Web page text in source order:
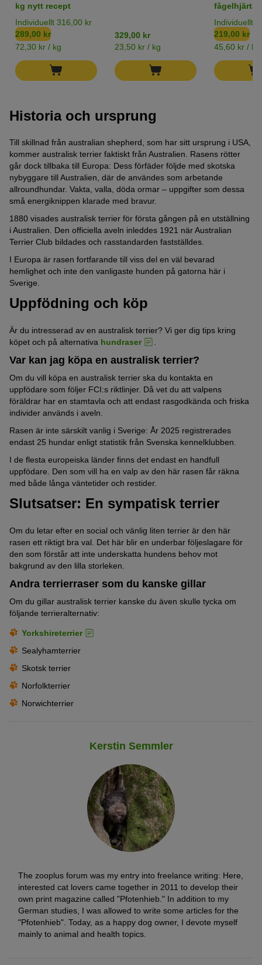
kg nytt recept
Individuellt 316,00 kr
289,00 kr
72,30 kr / kg
329,00 kr
23,50 kr / kg
fågelhjärta
Individuellt
219,00 kr
45,60 kr / kg
Historia och ursprung
Till skillnad från australian shepherd, som har sitt ursprung i USA,
kommer australisk terrier faktiskt från Australien. Rasens rötter
går dock tillbaka till Europa: Dess förfäder följde med skotska
nybyggare till Australien, där de användes som arbetande
allroundhundar. Vakta, valla, döda ormar – uppgifter som dessa
små energiknippen klarade med bravur.
1880 visades australisk terrier för första gången på en utställning
i Australien. Den officiella aveln inleddes 1921 när Australian
Terrier Club bildades och rasstandarden fastställdes.
I Europa är rasen fortfarande till viss del en väl bevarad
hemlighet och inte den vanligaste hunden på gatorna här i
Sverige.
Uppfödning och köp
Är du intresserad av en australisk terrier? Vi ger dig tips kring
köpet och på alternativa hundraser
Var kan jag köpa en australisk terrier?
Om du vill köpa en australisk terrier ska du kontakta en
uppfödare som följer FCI:s riktlinjer. Då vet du att valpens
föräldrar har en stamtavla och att endast rasgodkända och friska
individer används i aveln.
Rasen är inte särskilt vanlig i Sverige: År 2025 registrerades
endast 25 hundar enligt statistik från Svenska kennelklubben.
I de flesta europeiska länder finns det endast en handfull
uppfödare. Den som vill ha en valp av den här rasen får räkna
med både långa väntetider och restider.
Slutsatser: En sympatisk terrier
Om du letar efter en social och vänlig liten terrier är den här
rasen ett riktigt bra val. Det här blir en underbar följeslagare för
den som förstår att inte underskatta hundens behov mot
bakgrund av den lilla storleken.
Andra terrierraser som du kanske gillar
Om du gillar australisk terrier kanske du även skulle tycka om
följande terrieralternativ:
Yorkshireterrier
Sealyhamterrier
Skotsk terrier
Norfolkterrier
Norwichterrier
Kerstin Semmler
The zooplus forum was my entry into freelance writing: Here,
interested cat lovers came together in 2011 to develop their
own print magazine called "Pfotenhieb." In addition to my
German studies, I was allowed to write some articles for the
"Pfotenhieb". Today, as a happy dog owner, I devote myself
mainly to animal and health topics.